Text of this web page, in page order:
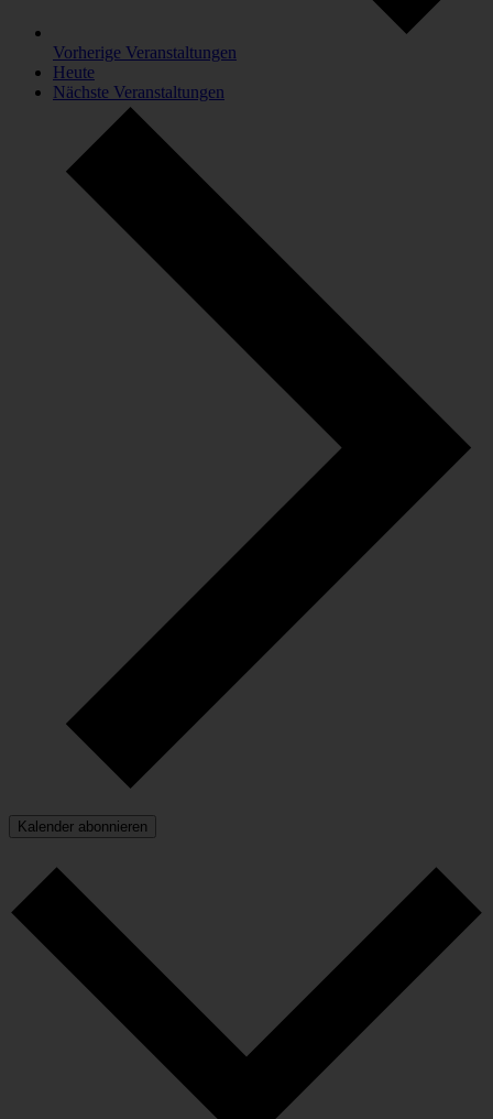
Vorherige Veranstaltungen
Heute
Nächste Veranstaltungen
Kalender abonnieren